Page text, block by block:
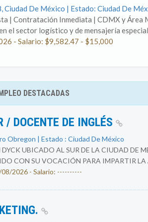
Ciudad De México | Estado: Ciudad De
| Contratación Inmediata | CDMX y Área
el sector logístico y de mensajería
- Salario: $9,582.47 - $15,000
DESTACADAS
/ DOCENTE DE INGLÉS
Obregon | Estado : Ciudad De México
UBICADO AL SUR DE LA CIUDAD DE
CON SU VOCACIÓN PARA IMPARTIR LA
2026 - Salario: ----------